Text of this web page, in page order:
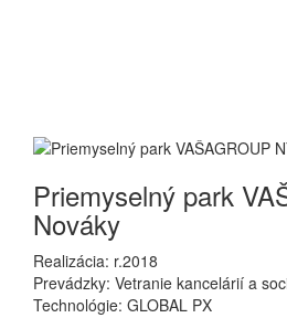
Priemyselný park
Nováky
Realizácia: r.2018
Prevádzky: Vetranie kancelárií a
Technológie: GLOBAL PX